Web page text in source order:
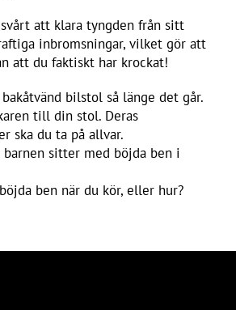
att klara tyngden från sitt
inbromsningar, vilket gör att
att du faktiskt har krockat!
bilstol så länge det går.
till din stol. Deras
ska du ta på allvar.
sitter med böjda ben i
ben när du kör, eller hur?